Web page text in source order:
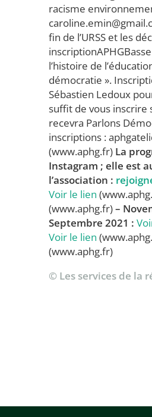
racisme
fin de l’URSS et les
l’histoire de
démocratie ».
Sébastien Ledoux
suffit de vous inscrire
recevra Parlons
inscriptions :
(www.aphg.fr) La
Instagram ; elle est
l’association :
Voir le lien
(www.aphg.fr)–
Septembre 2021 :
Voir le lien
(www.aphg.fr)
© Les services de la